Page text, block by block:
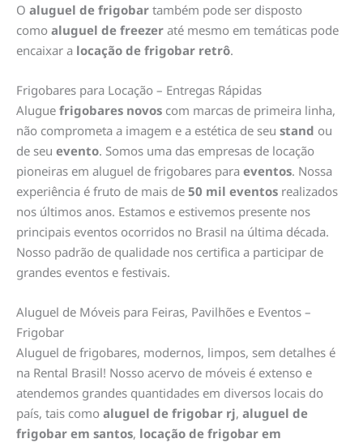
O aluguel de frigobar também pode ser disposto
como aluguel de freezer até mesmo em temáticas pode
encaixar a locação de frigobar retrô.
Frigobares para Locação – Entregas Rápidas
Alugue frigobares novos com marcas de primeira linha,
não comprometa a imagem e a estética de seu stand ou
de seu evento. Somos uma das empresas de locação
pioneiras em aluguel de frigobares para eventos. Nossa
experiência é fruto de mais de 50 mil eventos realizados
nos últimos anos. Estamos e estivemos presente nos
principais eventos ocorridos no Brasil na última década.
Nosso padrão de qualidade nos certifica a participar de
grandes eventos e festivais.
Aluguel de Móveis para Feiras, Pavilhões e Eventos –
Frigobar
Aluguel de frigobares, modernos, limpos, sem detalhes é
na Rental Brasil! Nosso acervo de móveis é extenso e
atendemos grandes quantidades em diversos locais do
país, tais como aluguel de frigobar rj, aluguel de
frigobar em santos, locação de frigobar em